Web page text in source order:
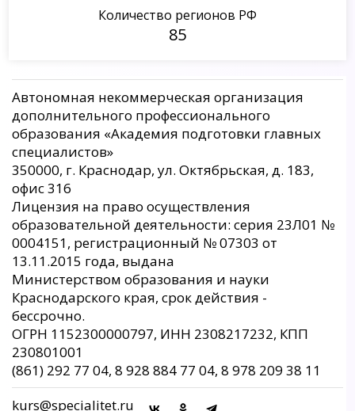
Количество регионов РФ
85
Автономная некоммерческая организация
дополнительного профессионального
образования «Академия подготовки главных
специалистов»
350000, г. Краснодар, ул. Октябрьская, д. 183,
офис 316
Лицензия на право осуществления
образовательной деятельности: серия 23Л01 №
0004151, регистрационный № 07303 от
13.11.2015 года, выдана
Министерством образования и науки
Краснодарского края, срок действия -
бессрочно.
ОГРН 1152300000797, ИНН 2308217232, КПП
230801001
(861) 292 77 04, 8 928 884 77 04, 8 978 209 38 11
kurs@specialitet.ru